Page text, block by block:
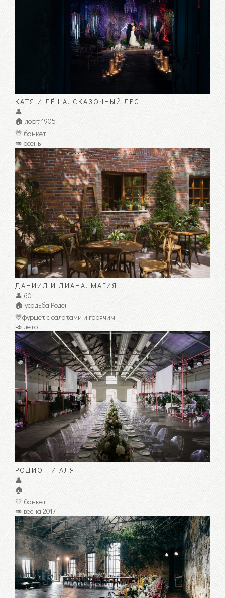
КАТЯ И ЛЁША. СКАЗОЧНЫЙ ЛЕС
👤
🏠 лофт 1905
💛 банкет
🥑 осень
ДАНИИЛ И ДИАНА. МАГИЯ
👤 60
🏠 усадьба Роден
💛фуршет с салатами и горячим
🥑 лето
РОДИОН И АЛЯ
👤
🏠
💛 банкет
🥑 весна 2017